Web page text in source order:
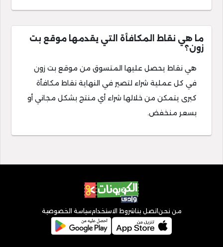
ما هي نقاط المكافأة التي يقدمها موقع بت
زون؟
هي نقاط يحصل عليها المتسوق من موقع بت زون
في كل عملية شراء لتصير في النهاية نقاط مكافأة
كبرى يتمكن من خلالها شراء أي منتج بشكل مجاني أو
بسعر منخفض.
من نحن اتصل بنا شروط الاستخدامسياسة الخصوصية